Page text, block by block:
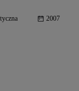
2007